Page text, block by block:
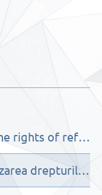
armed conflict in Ukraine January – June 2023
conflictului armat din Ucraina – ianuarie – iunie 2023